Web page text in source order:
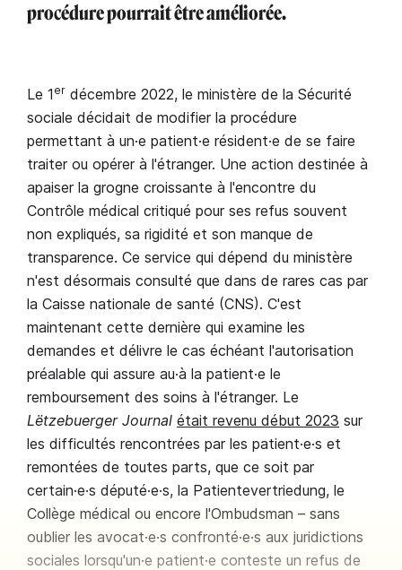
procédure pourrait être améliorée.
Le 1 er décembre 2022, le ministère de la Sécurité
sociale décidait de modifier la procédure
permettant à un·e patient·e résident·e de se faire
traiter ou opérer à l'étranger. Une action destinée à
apaiser la grogne croissante à l'encontre du
Contrôle médical critiqué pour ses refus souvent
non expliqués, sa rigidité et son manque de
transparence. Ce service qui dépend du ministère
n'est désormais consulté que dans de rares cas par
la Caisse nationale de santé (CNS). C'est
maintenant cette dernière qui examine les
demandes et délivre le cas échéant l'autorisation
préalable qui assure au·à la patient·e le
remboursement des soins à l'étranger. Le
Lëtzebuerger Journal était revenu début 2023 sur
les difficultés rencontrées par les patient·e·s et
remontées de toutes parts, que ce soit par
certain·e·s député·e·s, la Patientevertriedung, le
Collège médical ou encore l'Ombudsman – sans
oublier les avocat·e·s confronté·e·s aux juridictions
sociales lorsqu'un·e patient·e conteste un refus de